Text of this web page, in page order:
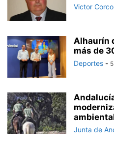
Victor
Alhaurín
más de
Deportes -
Junta de